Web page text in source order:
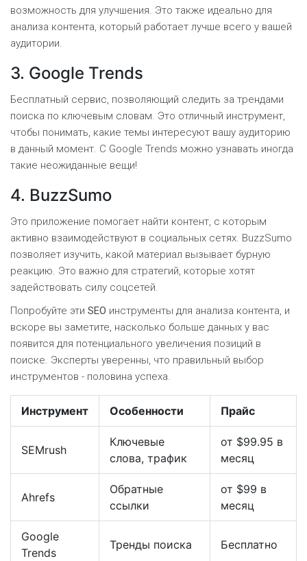
возможность для улучшения. Это также идеально для
анализа контента, который работает лучше всего у вашей
аудитории.
3. Google Trends
Бесплатный сервис, позволяющий следить за трендами
поиска по ключевым словам. Это отличный инструмент,
чтобы понимать, какие темы интересуют вашу аудиторию
в данный момент. С Google Trends можно узнавать иногда
такие неожиданные вещи!
4. BuzzSumo
Это приложение помогает найти контент, с которым
активно взаимодействуют в социальных сетях. BuzzSumo
позволяет изучить, какой материал вызывает бурную
реакцию. Это важно для стратегий, которые хотят
задействовать силу соцсетей.
Попробуйте эти SEO инструменты для анализа контента, и
вскоре вы заметите, насколько больше данных у вас
появится для потенциального увеличения позиций в
поиске. Эксперты уверенны, что правильный выбор
инструментов - половина успеха.
Инструмент Особенности Прайс
SEMrush
Ключевые
слова, трафик
от $99.95 в
месяц
Ahrefs
Обратные
ссылки
от $99 в
месяц
Google
Trends
Тренды поиска Бесплатно